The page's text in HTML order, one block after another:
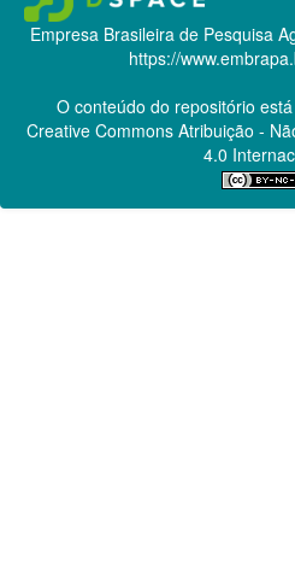
Empresa Brasileira de Pesquisa
https://
O conteúdo do repositório
Creative CommonsAtribuição -
4.0